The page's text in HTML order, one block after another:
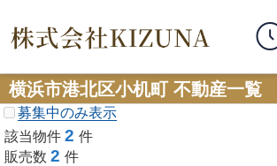
横浜市港北区小机町 不動産一覧
募集中のみ表示
該当物件 2 件
販売数 2 件